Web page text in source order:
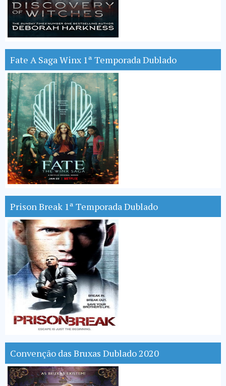
Fate A Saga Winx 1ª Temporada Dublado
Prison Break 1ª Temporada Dublado
Convenção das Bruxas Dublado 2020